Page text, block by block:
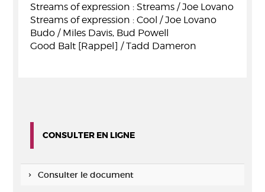
Streams of expression : Streams / Joe Lovano
Streams of expression : Cool / Joe Lovano
Budo / Miles Davis, Bud Powell
Good Balt [Rappel] / Tadd Dameron
CONSULTER EN LIGNE
Consulter le document